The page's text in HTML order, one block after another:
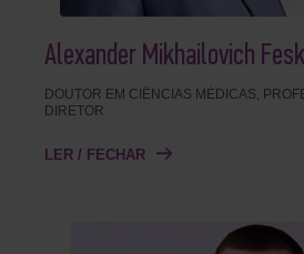
Alexander Mikhailovich
DOUTOR EM CIÊNCIAS MÉDICAS,
DIRETOR
LER / FECHAR